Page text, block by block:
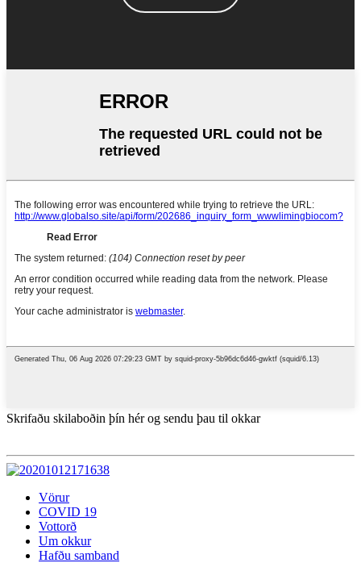
Skrifaðu skilaboðin þín hér og sendu þau til okkar
Vörur
COVID 19
Vottorð
Um okkur
Hafðu samband